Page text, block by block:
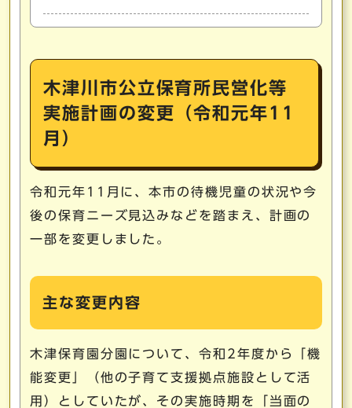
木津川市公立保育所民営化等
実施計画の変更（令和元年11
月）
令和元年11月に、本市の待機児童の状況や今
後の保育ニーズ見込みなどを踏まえ、計画の
一部を変更しました。
主な変更内容
木津保育園分園について、令和2年度から「機
能変更」（他の子育て支援拠点施設として活
用）としていたが、その実施時期を「当面の